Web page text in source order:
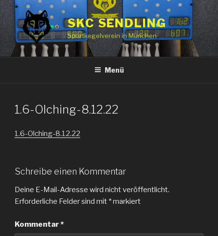
springen
SKC SENDLING
Sportkegelverein in München
Menü
1.6-Olching-8.12.22
1.6-Olching-8.12.22
Schreibe einen Kommentar
Deine E-Mail-Adresse wird nicht veröffentlicht.
Erforderliche Felder sind mit *markiert
Kommentar*